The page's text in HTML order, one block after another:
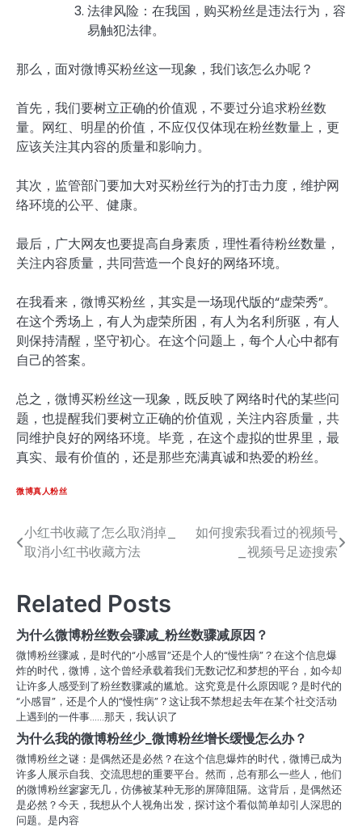
法律风险：在我国，购买粉丝是违法行为，容
易触犯法律。
那么，面对微博买粉丝这一现象，我们该怎么办呢？
首先，我们要树立正确的价值观，不要过分追求粉丝数
量。网红、明星的价值，不应仅仅体现在粉丝数量上，更
应该关注其内容的质量和影响力。
其次，监管部门要加大对买粉丝行为的打击力度，维护网
络环境的公平、健康。
最后，广大网友也要提高自身素质，理性看待粉丝数量，
关注内容质量，共同营造一个良好的网络环境。
在我看来，微博买粉丝，其实是一场现代版的“虚荣秀”。
在这个秀场上，有人为虚荣所困，有人为名利所驱，有人
则保持清醒，坚守初心。在这个问题上，每个人心中都有
自己的答案。
总之，微博买粉丝这一现象，既反映了网络时代的某些问
题，也提醒我们要树立正确的价值观，关注内容质量，共
同维护良好的网络环境。毕竟，在这个虚拟的世界里，最
真实、最有价值的，还是那些充满真诚和热爱的粉丝。
微博真人粉丝
文
章
导
航
小红书收藏了怎么取消掉_
取消小红书收藏方法
如何搜索我看过的视频号
_视频号足迹搜索
Related Posts
为什么微博粉丝数会骤减_粉丝数骤减原因？
微博粉丝骤减，是时代的“小感冒”还是个人的“慢性病”？在这个信息爆
炸的时代，微博，这个曾经承载着我们无数记忆和梦想的平台，如今却
让许多人感受到了粉丝数骤减的尴尬。这究竟是什么原因呢？是时代的
“小感冒”，还是个人的“慢性病”？这让我不禁想起去年在某个社交活动
上遇到的一件事……那天，我认识了
为什么我的微博粉丝少_微博粉丝增长缓慢怎么办？
微博粉丝之谜：是偶然还是必然？在这个信息爆炸的时代，微博已成为
许多人展示自我、交流思想的重要平台。然而，总有那么一些人，他们
的微博粉丝寥寥无几，仿佛被某种无形的屏障阻隔。这背后，是偶然还
是必然？今天，我想从个人视角出发，探讨这个看似简单却引人深思的
问题。是内容